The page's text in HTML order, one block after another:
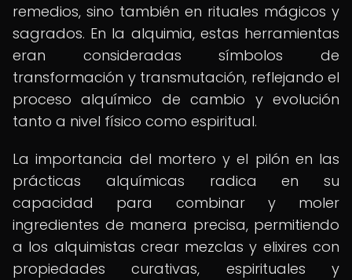
remedios, sino también en rituales mágicos y
sagrados. En la alquimia, estas herramientas
eran consideradas símbolos de
transformación y transmutación, reflejando el
proceso alquímico de cambio y evolución
tanto a nivel físico como espiritual.
La importancia del mortero y el pilón en las
prácticas alquímicas radica en su
capacidad para combinar y moler
ingredientes de manera precisa, permitiendo
a los alquimistas crear mezclas y elixires con
propiedades curativas, espirituales y